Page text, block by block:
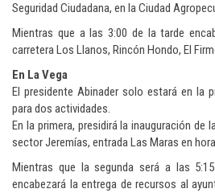
Seguridad Ciudadana, en la Ciudad
Mientras que a las 3:00 de la tarde
carretera Los Llanos, Rincón Hondo, El
En La Vega
El presidente Abinader solo estará en la
para dos actividades.
En la primera, presidirá la inauguración de
sector Jeremías, entrada Las Maras en
Mientras que la segunda será a las
encabezará la entrega de recursos al